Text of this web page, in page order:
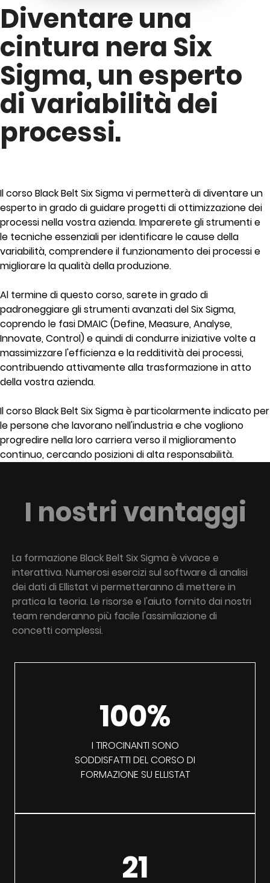
Diventare una
cintura nera Six
Sigma, un esperto
di variabilità dei
processi.
Il corso Black Belt Six Sigma vi permetterà di diventare un
esperto in grado di guidare progetti di ottimizzazione dei
processi nella vostra azienda. Imparerete gli strumenti e
le tecniche essenziali per identificare le cause della
variabilità, comprendere il funzionamento dei processi e
migliorare la qualità della produzione.
Al termine di questo corso, sarete in grado di
padroneggiare gli strumenti avanzati del Six Sigma,
coprendo le fasi DMAIC (Define, Measure, Analyse,
Innovate, Control) e quindi di condurre iniziative volte a
massimizzare l'efficienza e la redditività dei processi,
contribuendo attivamente alla trasformazione in atto
della vostra azienda.
Il corso Black Belt Six Sigma è particolarmente indicato per
le persone che lavorano nell'industria e che vogliono
progredire nella loro carriera verso il miglioramento
continuo, cercando posizioni di alta responsabilità.
I nostri vantaggi
La formazione Black Belt Six Sigma è vivace e
interattiva. Numerosi esercizi sul software di analisi
dei dati di Ellistat vi permetteranno di mettere in
pratica la teoria. Le risorse e l'aiuto fornito dai nostri
team renderanno più facile l'assimilazione di
concetti complessi.
100%
I TIROCINANTI SONO
SODDISFATTI DEL CORSO DI
FORMAZIONE SU ELLISTAT
21